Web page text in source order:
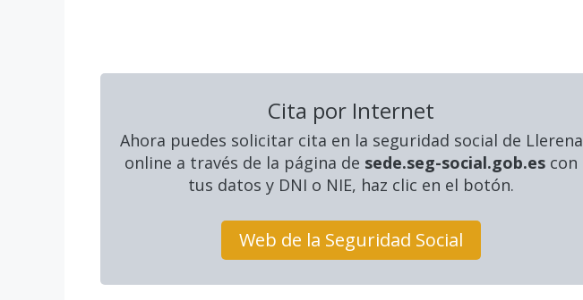
Cita por Internet
Ahora puedes solicitar cita en la seguridad social de Llerena
online a través de la página de sede.seg-social.gob.es con
tus datos y DNI o NIE, haz clic en el botón.
Web de la Seguridad Social